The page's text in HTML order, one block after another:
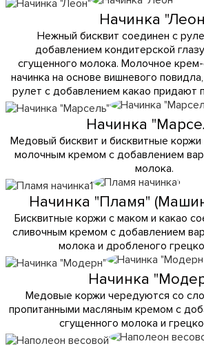
Начинка
Нежный бисквит соединен с
добавлением кондитерской
сгущенного молока. Молочное
начинка на основе вишневого
рулет с добавлением какао придают
Начинка
Медовый бисквит и бисквитные
молочным кремом с добавлением
молока.
Начинка "Пламя"
Бисквитные коржи с маком и какао
сливочным кремом с добавлением
молока и дробленого
Начинка
Медовые коржи чередуются со
пропитанными масляным кремом с
сгущенного молока и